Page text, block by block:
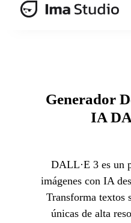
Generador
IA
DALL·E 3 es un
imágenes con IA
Transforma textos
únicas de alta